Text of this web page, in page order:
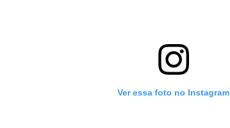
Ver essa foto no Instagram